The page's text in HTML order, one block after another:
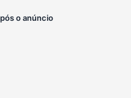
o anúncio